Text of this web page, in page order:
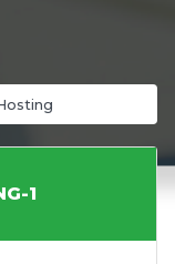
1